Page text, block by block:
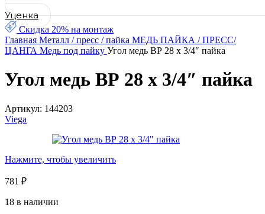
Уценка
Скидка 20% на монтаж
Главная Металл / пресс / пайка МЕДЬ ПАЙКА / ПРЕСС/
ЦАНГА Медь под пайку Угол медь ВР 28 х 3/4″ пайка
Угол медь ВР 28 х 3/4″ пайка
Артикул: 144203
Viega
Нажмите, чтобы увеличить
781 ₽
18 в наличии